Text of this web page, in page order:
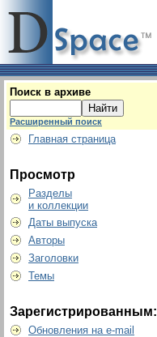
Поиск в архиве
Расширенный поиск
Главная страница
Просмотр
Разделы
и коллекции
Даты выпуска
Авторы
Заголовки
Темы
Зарегистрированным:
Обновления на e-mail